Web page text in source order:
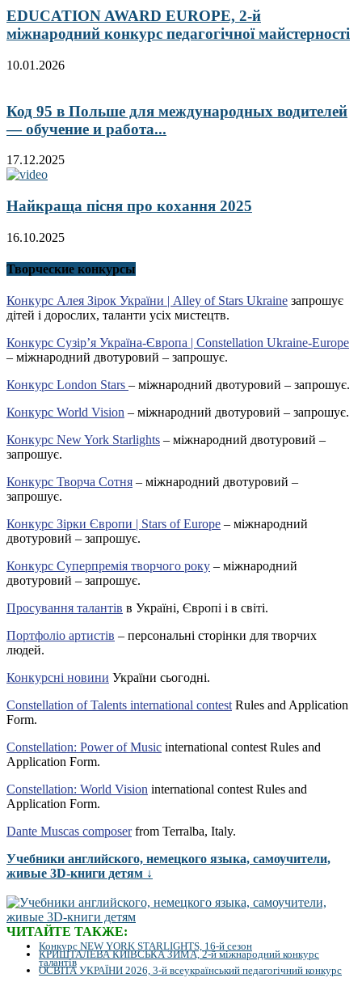
EDUCATION AWARD EUROPE, 2-й
міжнародний конкурс педагогічної майстерності
10.01.2026
Код 95 в Польше для международных водителей
— обучение и работа...
17.12.2025
Найкраща пісня про кохання 2025
16.10.2025
Творческие конкурсы
Конкурс Алея Зірок України | Alley of Stars Ukraine запрошує
дітей і дорослих, таланти усіх мистецтв.
Конкурс Сузір’я Україна-Європа | Constellation Ukraine-Europe
– міжнародний двотуровий – запрошує.
Конкурс London Stars – міжнародний двотуровий – запрошує.
Конкурс World Vision – міжнародний двотуровий – запрошує.
Конкурс New York Starlights – міжнародний двотуровий –
запрошує.
Конкурс Творча Сотня – міжнародний двотуровий –
запрошує.
Конкурс Зірки Європи | Stars of Europe – міжнародний
двотуровий – запрошує.
Конкурс Суперпремія творчого року – міжнародний
двотуровий – запрошує.
Просування талантів в Україні, Європі і в світі.
Портфоліо артистів – персональні сторінки для творчих
людей.
Конкурсні новини України сьогодні.
Constellation of Talents international contestRules and Application
Form.
Constellation: Power of Music international contest Rules and
Application Form.
Constellation: World Vision international contest Rules and
Application Form.
Dante Muscas composerfrom Terralba, Italy.
Учебники английского, немецкого языка, самоучители,
живые 3D-книги детям ↓
ЧИТАЙТЕ ТАКЖЕ:
Конкурс NEW YORK STARLIGHTS, 16-й сезон
КРИШТАЛЕВА КИЇВСЬКА ЗИМА, 2-й міжнародний конкурс
талантів
ОСВІТА УКРАЇНИ 2026, 3-й всеукраїнський педагогічний конкурс